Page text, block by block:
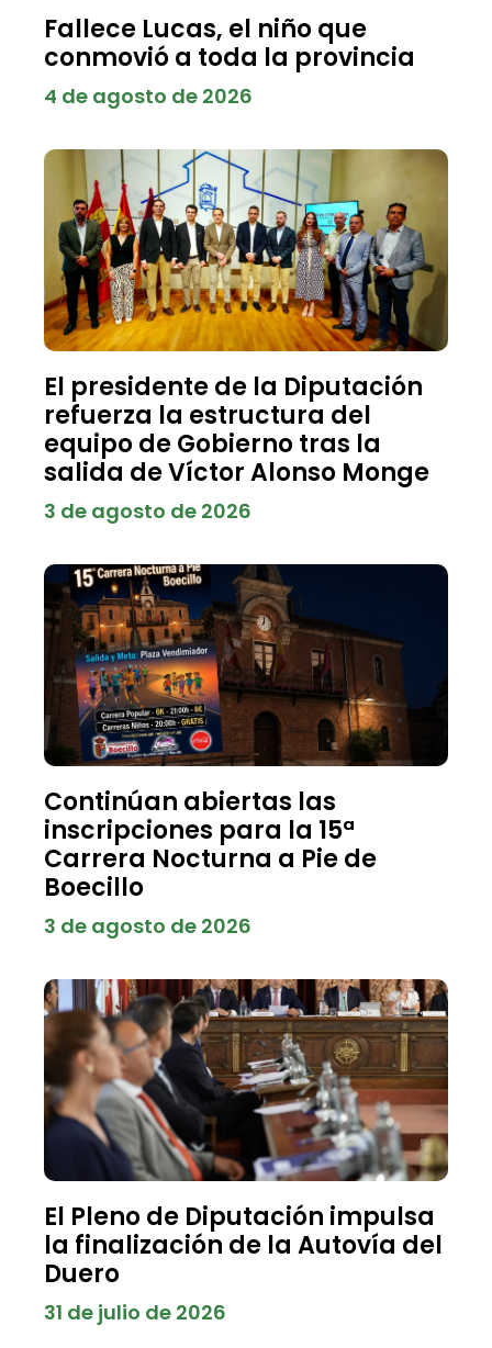
Fallece Lucas, el niño que
conmovió a toda la provincia
4 de agosto de 2026
El presidente de la Diputación
refuerza la estructura del
equipo de Gobierno tras la
salida de Víctor Alonso Monge
3 de agosto de 2026
Continúan abiertas las
inscripciones para la 15ª
Carrera Nocturna a Pie de
Boecillo
3 de agosto de 2026
El Pleno de Diputación impulsa
la finalización de la Autovía del
Duero
31 de julio de 2026